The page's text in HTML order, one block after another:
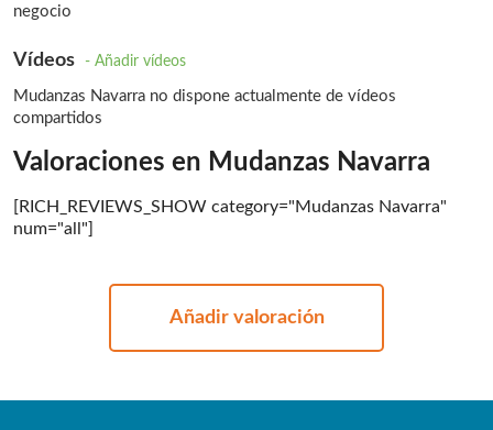
negocio
Vídeos - Añadir vídeos
Mudanzas Navarra no dispone actualmente de vídeos
compartidos
Valoraciones en Mudanzas Navarra
[RICH_REVIEWS_SHOW category="Mudanzas Navarra"
num="all"]
Añadir valoración